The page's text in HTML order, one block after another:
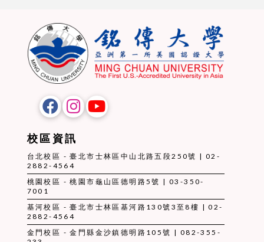
校區資訊
台北校區 - 臺北市士林區中山北路五段250號 | 02-
2882-4564
桃園校區 - 桃園市龜山區德明路5號 | 03-350-
7001
基河校區 - 臺北市士林區基河路130號3至8樓 | 02-
2882-4564
金門校區 - 金門縣金沙鎮德明路105號 | 082-355-